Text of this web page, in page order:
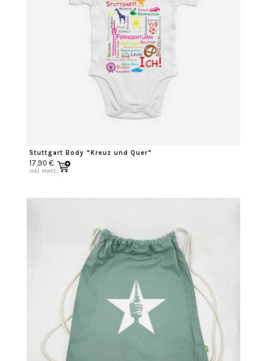
Stuttgart Body “Kreuz und Quer”
17,90 €
inkl. MwSt.